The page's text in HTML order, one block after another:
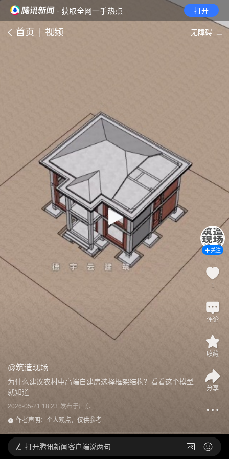
· 获取全网一手热点 打开
首页 视频 无障碍
@筑造现场
为什么建议农村中高端自建房选择框架结构？看看这个模型
就知道
2026-05-21 18:23 发布于广东
作者声明：个人观点，仅供参考
关注
1
评论
收藏
分享
打开腾讯新闻客户端说两句